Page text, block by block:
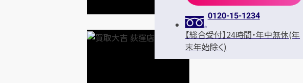
0120-15-1234
【総合受付】24時間・年中無休(年
末年始除く)